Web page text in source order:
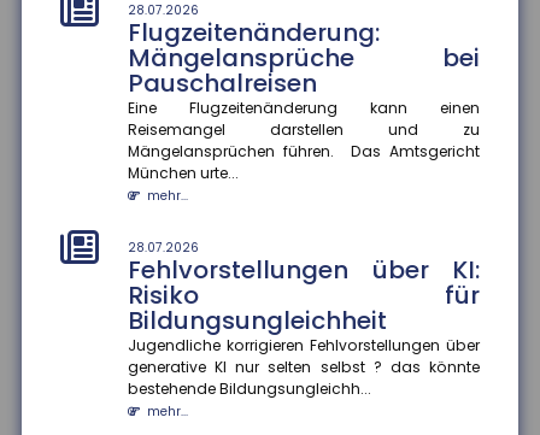
28.07.2026
Flugzeitenänderung:
Mängelansprüche bei
Pauschalreisen
Eine Flugzeitenänderung kann einen
Reisemangel darstellen und zu
Mängelansprüchen führen. Das Amtsgericht
München urte...
mehr...
28.07.2026
Fehlvorstellungen über KI:
Risiko für
Bildungsungleichheit
Jugendliche korrigieren Fehlvorstellungen über
generative KI nur selten selbst ? das könnte
bestehende Bildungsungleichh...
mehr...
28.07.2026
Mehr Datensouveränität im
Smart Home
Verbraucher sollen künftig selbst entscheiden
können, welche Daten aus ihrem Smart Home sie
teilen. Im Rahmen des Proj...
mehr...
25.07.2026
Frühstartrente
Der Gesetzentwurf zur Frühstartrente nimmt Formen
an. Demnach sollen für jedes Kind vom sechsten bis
zum 18. Lebensjahr...
mehr...
25.07.2026
Anzahl der Versicherungsjahre